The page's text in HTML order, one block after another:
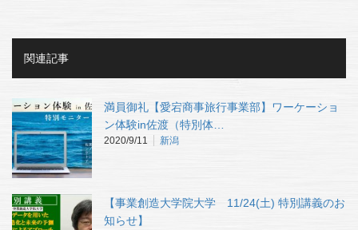
関連記事
満員御礼【愛宕商事旅行事業部】ワーケーショ
ン体験in佐渡（特別体…
2020/9/11 新潟
【事業創造大学院大学 11/24(土) 特別講義のお
知らせ】